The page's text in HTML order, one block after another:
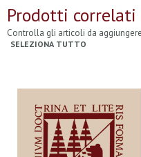
Prodotti correlati
Controlla gli articoli da
SELEZIONA TUTTO